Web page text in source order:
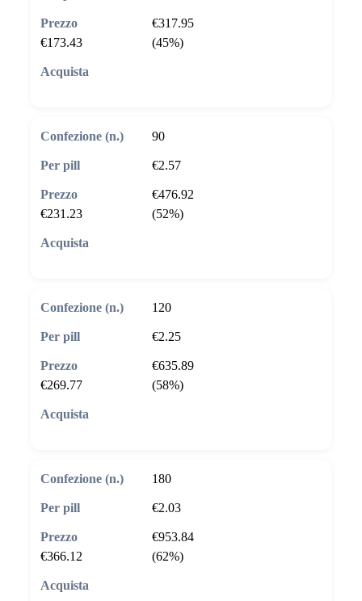
€317.95
€173.43
(45%)
90
€2.57
€476.92
€231.23
(52%)
120
€2.25
€635.89
€269.77
(58%)
180
€2.03
€953.84
€366.12
(62%)